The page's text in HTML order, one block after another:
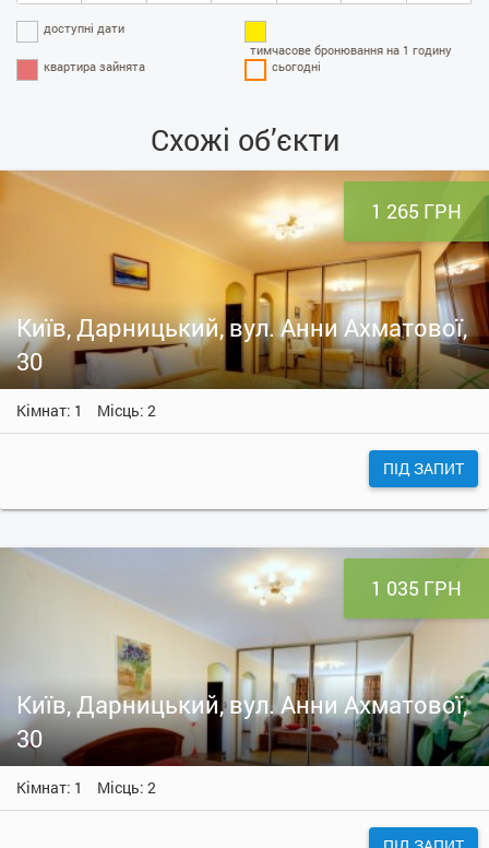
доступні дати
тимчасове бронювання на 1 годину
квартира зайнята
сьогодні
Схожі об’єкти
1 265 ГРН
Київ, Дарницький, вул. Анни Ахматової,
30
Кімнат: 1 Місць: 2
ПІД ЗАПИТ
1 035 ГРН
Київ, Дарницький, вул. Анни Ахматової,
30
Кімнат: 1 Місць: 2